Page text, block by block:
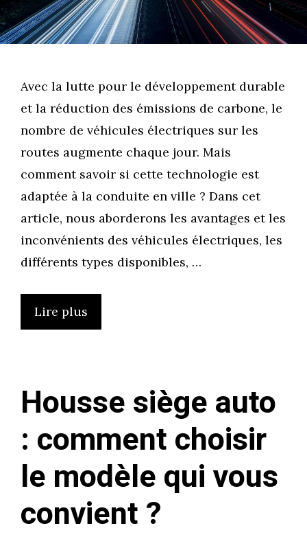
Avec la lutte pour le développement durable
et la réduction des émissions de carbone, le
nombre de véhicules électriques sur les
routes augmente chaque jour. Mais
comment savoir si cette technologie est
adaptée à la conduite en ville ? Dans cet
article, nous aborderons les avantages et les
inconvénients des véhicules électriques, les
différents types disponibles, …
Lire plus
Housse siège auto
: comment choisir
le modèle qui vous
convient ?